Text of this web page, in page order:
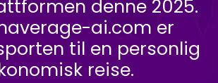
denne 2025.
ai.com er
til en personlig
reise.